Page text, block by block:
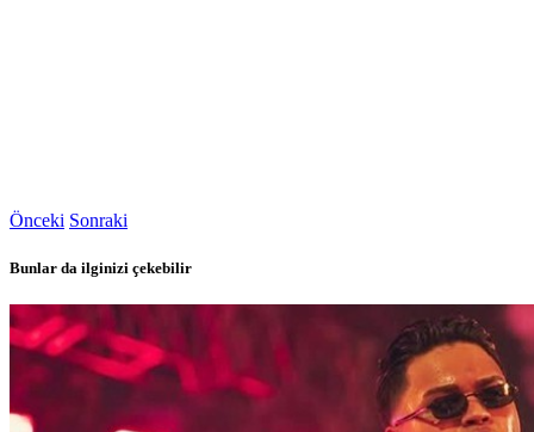
Önceki Sonraki
Bunlar da ilginizi çekebilir